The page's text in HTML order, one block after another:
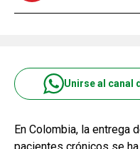
Unirse al canal
En Colombia, la entrega
pacientes crónicos se